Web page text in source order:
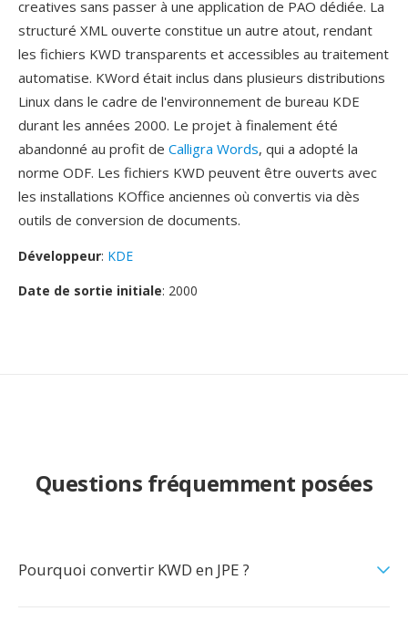
creatives sans passer à une application de PAO dédiée. La
structuré XML ouverte constitue un autre atout, rendant
les fichiers KWD transparents et accessibles au traitement
automatise. KWord était inclus dans plusieurs distributions
Linux dans le cadre de l'environnement de bureau KDE
durant les années 2000. Le projet à finalement été
abandonné au profit de Calligra Words, qui a adopté la
norme ODF. Les fichiers KWD peuvent être ouverts avec
les installations KOffice anciennes où convertis via dès
outils de conversion de documents.
Développeur: KDE
Date de sortie initiale: 2000
Questions fréquemment posées
Pourquoi convertir KWD en JPE ?